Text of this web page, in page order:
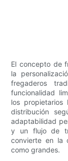
El concepto de
la
fregaderos
funcionalidad
los
distribución
adaptabilidad
y un flujo de
convierte en la
como grandes.